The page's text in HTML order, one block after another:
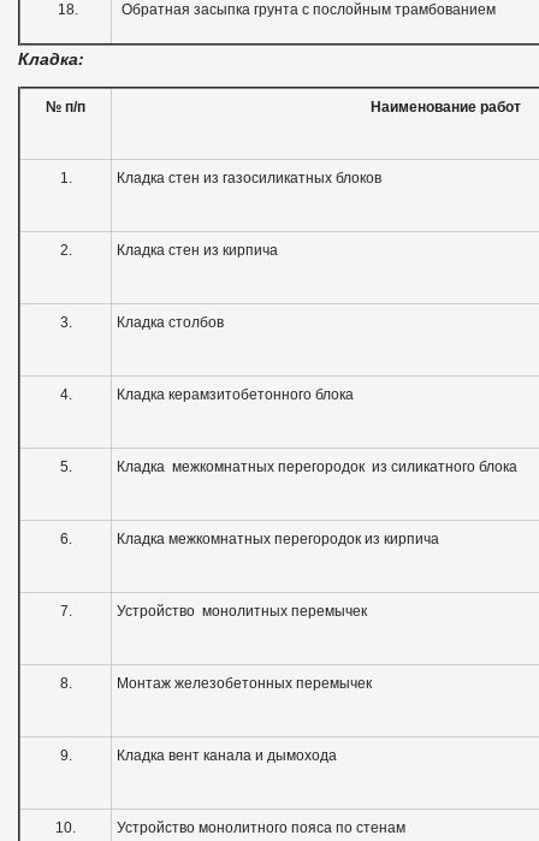
18. Обратная засыпка грунта с послойным трамбованием
Кладка:
№ п/п Наименование работ
1. Кладка стен из газосиликатных блоков
2. Кладка стен из кирпича
3. Кладка столбов
4. Кладка керамзитобетонного блока
5. Кладка межкомнатных перегородок из силикатного блока
6. Кладка межкомнатных перегородок из кирпича
7. Устройство монолитных перемычек
8. Монтаж железобетонных перемычек
9. Кладка вент канала и дымохода
10. Устройство монолитного пояса по стенам